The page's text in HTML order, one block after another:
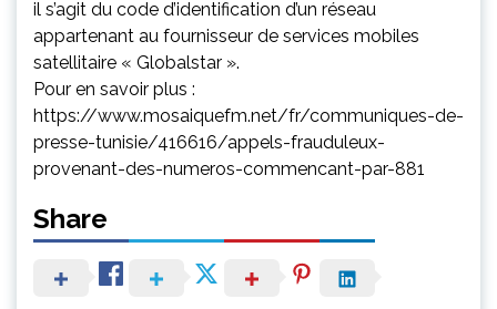
il s’agit du code d’identification d’un réseau
appartenant au fournisseur de services mobiles
satellitaire « Globalstar ».
Pour en savoir plus :
https://www.mosaiquefm.net/fr/communiques-de-
presse-tunisie/416616/appels-frauduleux-
provenant-des-numeros-commencant-par-881
Share